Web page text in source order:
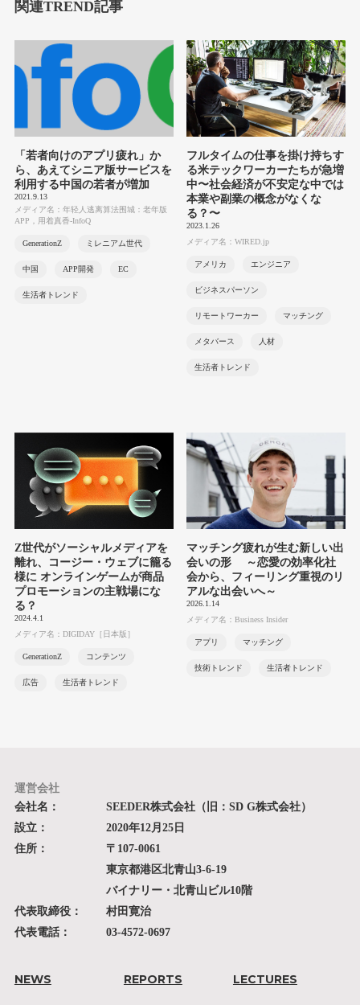
関連TREND記事
「若者向けのアプリ疲れ」か
ら、あえてシニア版サービスを
利用する中国の若者が増加
2021.9.13
メディア名：年轻人逃离算法围城：老年版
APP，用着真香-InfoQ
GenerationZ ミレニアム世代
中国 APP開発 EC
生活者トレンド
フルタイムの仕事を掛け持ちす
る米テックワーカーたちが急増
中〜社会経済が不安定な中では
本業や副業の概念がなくな
る？〜
2023.1.26
メディア名：WIRED.jp
アメリカ エンジニア
ビジネスパーソン
リモートワーカー マッチング
メタバース 人材
生活者トレンド
Z世代がソーシャルメディアを
離れ、コージー・ウェブに籠る
様に オンラインゲームが商品
プロモーションの主戦場にな
る？
2024.4.1
メディア名：DIGIDAY［日本版］
GenerationZ コンテンツ
広告 生活者トレンド
マッチング疲れが生む新しい出
会いの形 ～恋愛の効率化社
会から、フィーリング重視のリ
アルな出会いへ～
2026.1.14
メディア名：Business Insider
アプリ マッチング
技術トレンド 生活者トレンド
運営会社
会社名：
SEEDER株式会社（旧：SD G株式会社）
設立：
2020年12月25日
住所：
〒107-0061
東京都港区北青山3-6-19
バイナリー・北青山ビル10階
代表取締役：
村田寛治
代表電話：
03-4572-0697
NEWS REPORTS LECTURES